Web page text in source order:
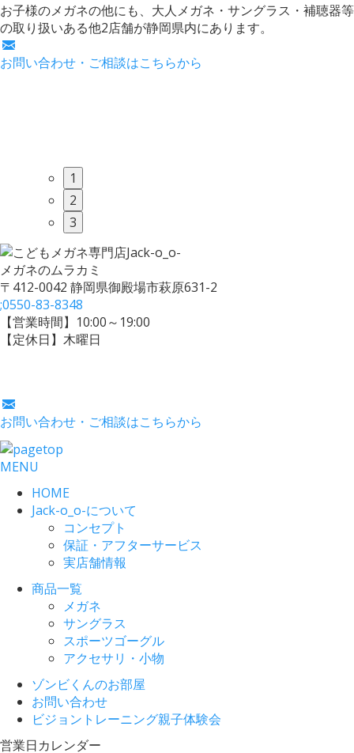
お子様のメガネの他にも、大人メガネ・サングラス・補聴器等
の取り扱いある他2店舗が静岡県内にあります。
お問い合わせ・ご相談はこちらから
1
2
3
メガネのムラカミ
〒412-0042 静岡県御殿場市萩原631-2
;0550-83-8348
【営業時間】10:00～19:00
【定休日】木曜日
お問い合わせ・ご相談はこちらから
MENU
HOME
Jack-o_o-について
コンセプト
保証・アフターサービス
実店舗情報
商品一覧
メガネ
サングラス
スポーツゴーグル
アクセサリ・小物
ゾンビくんのお部屋
お問い合わせ
ビジョントレーニング親子体験会
営業日カレンダー